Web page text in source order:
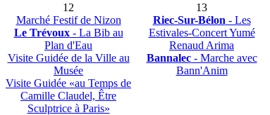
12
Marché Festif de Nizon
Le Trévoux- La Bib au
Plan d'Eau
Visite Guidée de la Ville au
Musée
Visite Guidée «au Temps de
Camille Claudel, Être
Sculptrice à Paris»
13
Riec-Sur-Bélon - Les
Estivales-Concert Yumé
Renaud Arima
Bannalec- Marche avec
Bann'Anim